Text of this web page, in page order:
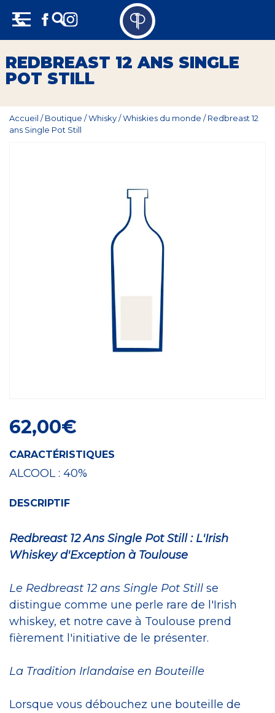
content
REDBREAST 12 ANS SINGLE
POT STILL
Accueil /Boutique /Whisky/Whiskies du monde /Redbreast 12
ans Single Pot Still
62,00€
CARACTÉRISTIQUES
ALCOOL : 40%
DESCRIPTIF
Redbreast 12 Ans Single Pot Still : L'Irish
Whiskey d'Exception à Toulouse
Le Redbreast 12 ans Single Pot Still se
distingue comme une perle rare de l'Irish
whiskey, et notre cave à Toulouse prend
fièrement l'initiative de le présenter.
La Tradition Irlandaise en Bouteille
Lorsque vous débouchez une bouteille de
Champagne
Whisky
Panneau de gestion des cookies